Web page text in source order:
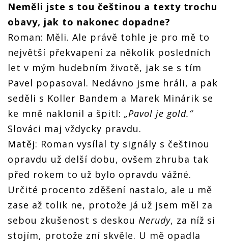
Neměli jste s tou češtinou a texty trochu
obavy, jak to nakonec dopadne?
Roman: Měli. Ale právě tohle je pro mě to
největší překvapení za několik posledních
let v mým hudebním životě, jak se s tím
Pavel popasoval. Nedávno jsme hráli, a pak
seděli s Koller Bandem a Marek Minárik se
ke mně naklonil a špitl: „Pavol je gold.“
Slováci maj vždycky pravdu.
Matěj: Roman vysílal ty signály s češtinou
opravdu už delší dobu, ovšem zhruba tak
před rokem to už bylo opravdu vážné.
Určité procento zděšení nastalo, ale u mě
zase až tolik ne, protože já už jsem měl za
sebou zkušenost s deskou Nerudy, za níž si
stojím, protože zní skvěle. U mě opadla